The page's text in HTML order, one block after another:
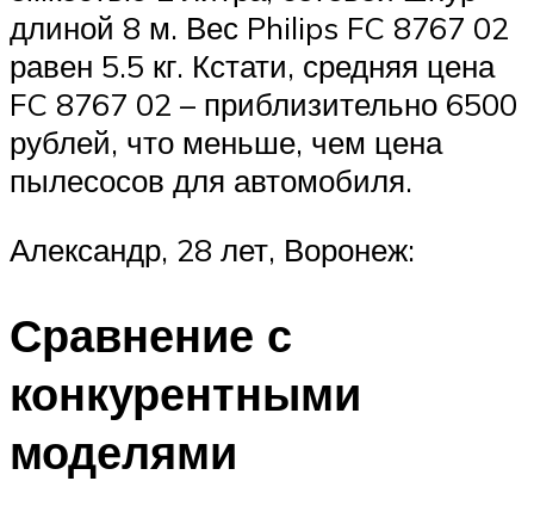
длиной 8 м. Вес Philips FC 8767 02
равен 5.5 кг. Кстати, средняя цена
FC 8767 02 – приблизительно 6500
рублей, что меньше, чем цена
пылесосов для автомобиля.
Александр, 28 лет, Воронеж:
Сравнение с
конкурентными
моделями